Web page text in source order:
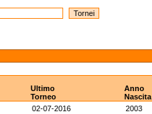
Ultimo
Torneo
Anno
Nascita
02-07-2016 2003